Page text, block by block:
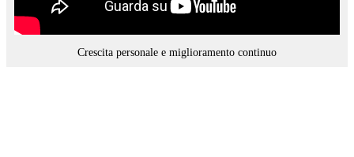
Crescita personale e miglioramento continuo